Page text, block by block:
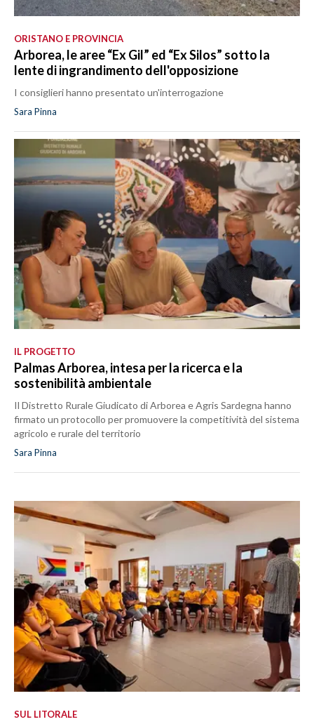
ORISTANO E PROVINCIA
Arborea, le aree “Ex Gil” ed “Ex Silos” sotto la
lente di ingrandimento dell'opposizione
I consiglieri hanno presentato un'interrogazione
Sara Pinna
IL PROGETTO
Palmas Arborea, intesa per la ricerca e la
sostenibilità ambientale
Il Distretto Rurale Giudicato di Arborea e Agris Sardegna hanno
firmato un protocollo per promuovere la competitività del sistema
agricolo e rurale del territorio
Sara Pinna
SUL LITORALE